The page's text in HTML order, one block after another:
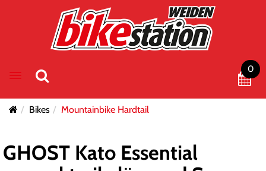
Toggle navigation
0
Bikes Mountainbike Hardtail
GHOST Kato Essential